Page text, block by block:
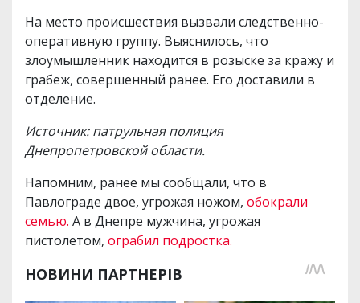
На место происшествия вызвали следственно-
оперативную группу. Выяснилось, что
злоумышленник находится в розыске за кражу и
грабеж, совершенный ранее. Его доставили в
отделение.
Источник: патрульная полиция
Днепропетровской области.
Напомним, ранее мы сообщали, что в
Павлограде двое, угрожая ножом, обокрали
семью. А в Днепре мужчина, угрожая
пистолетом, ограбил подростка.